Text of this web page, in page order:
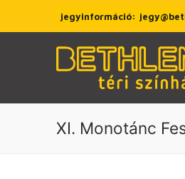
jegyinformáció:
XI. Monotánc